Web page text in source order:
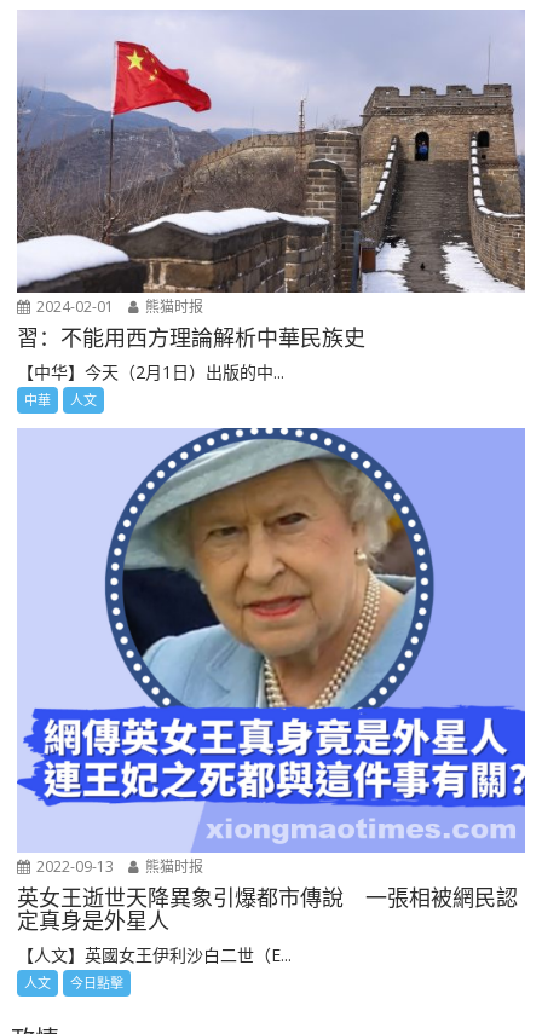
2024-02-01 熊猫时报
習：不能用西方理論解析中華民族史
【中华】今天（2月1日）出版的中...
中華 人文
2022-09-13 熊猫时报
英女王逝世天降異象引爆都市傳說 一張相被網民認
定真身是外星人
【人文】英國女王伊利沙白二世（E...
人文 今日點擊